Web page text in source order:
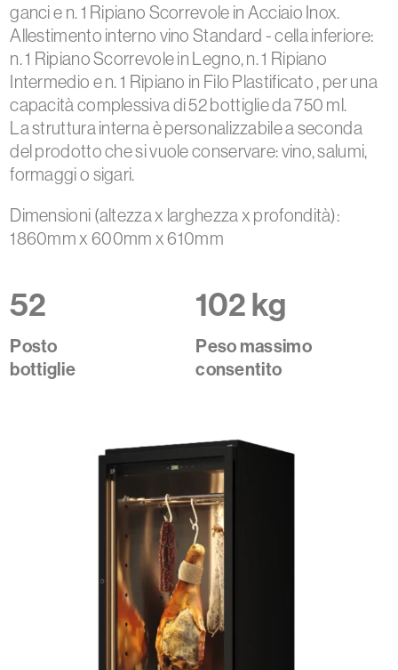
ganci e n. 1 Ripiano Scorrevole in Acciaio Inox.
Allestimento interno vino Standard - cella inferiore:
n. 1 Ripiano Scorrevole in Legno, n. 1 Ripiano
Intermedio e n. 1 Ripiano in Filo Plastificato , per una
capacità complessiva di 52 bottiglie da 750 ml.
La struttura interna è personalizzabile a seconda
del prodotto che si vuole conservare: vino, salumi,
formaggi o sigari.
Dimensioni (altezza x larghezza x profondità):
1860mm x 600mm x 610mm
52
Posto
bottiglie
102 kg
Peso massimo
consentito